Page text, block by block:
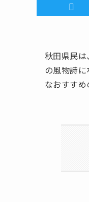
秋田県民
の風物詩
なおすすめ